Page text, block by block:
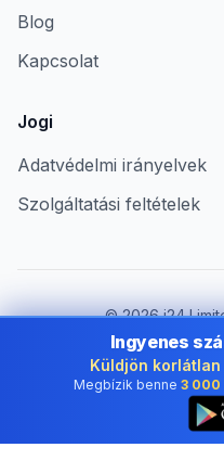
Blog
Kapcsolat
Jogi
Adatvédelmi irányelvek
Szolgáltatási feltételek
©2026i24
Vállalkozások
Ország módosítása:
Ingyenes
Küldjön
Megbízik benne 3 000